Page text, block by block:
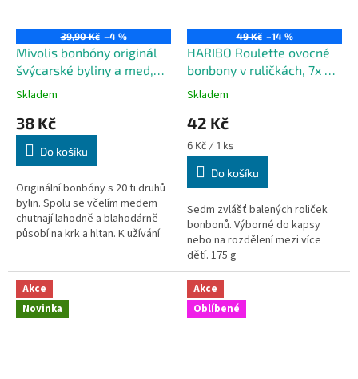
39,90 Kč –4 %
Mivolis bonbóny originál
švýcarské byliny a med,
125 g
Skladem
38 Kč
Do košíku
Originální bonbóny s 20 ti druhů
bylin. Spolu se včelím medem
chutnají lahodně a blahodárně
působí na krk a hltan. K užívání
49 Kč –14 %
HARIBO Roulette ovocné
bonbony v ruličkách, 7x 25
g
Skladem
42 Kč
Měrná
cena:
6 Kč / 1 ks
Do košíku
Sedm zvlášť balených roliček
bonbonů. Výborné do kapsy
nebo na rozdělení mezi více
dětí. 175 g
Akce
Novinka
Akce
Oblíbené